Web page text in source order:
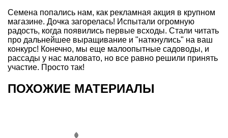
Семена попались нам, как рекламная акция в крупном
магазине. Дочка загорелась! Испытали огромную
радость, когда появились первые всходы. Стали читать
про дальнейшее выращивание и "наткнулись" на ваш
конкурс! Конечно, мы еще малоопытные садоводы, и
рассады у нас маловато, но все равно решили принять
участие. Просто так!
ПОХОЖИЕ МАТЕРИАЛЫ